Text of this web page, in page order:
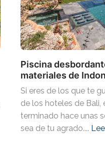
Piscina
materiales de
Si eres de los que te
de los hoteles de Bali,
terminado hace unas
sea de tu agrado....